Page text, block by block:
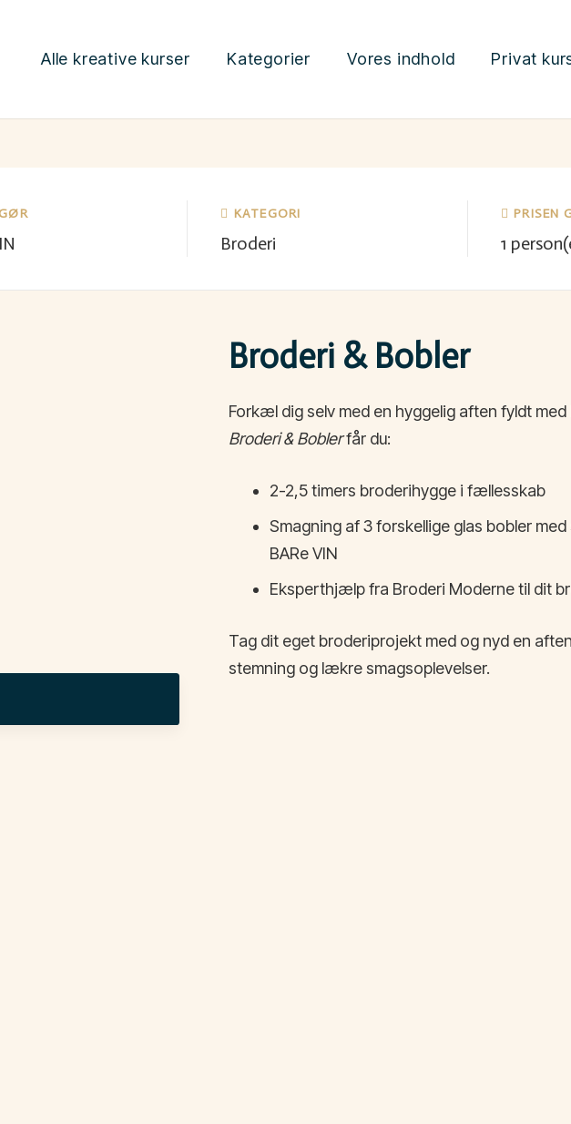
Alle kreative kurser Kategorier Vores indhold Privat
KATEGORI
Broderi
PRISEN
1
Broderi & Bobler
Forkæl dig selv med en hyggelig aften fyldt
Broderi & Boblerfår du:
2-2,5 timers broderihygge i fællesskab
Smagning af 3 forskellige glas bobler
BARe VIN
Eksperthjælp fra Broderi Moderne til dit
Tag dit eget broderiprojekt med og nyd en
stemning og lækre smagsoplevelser.